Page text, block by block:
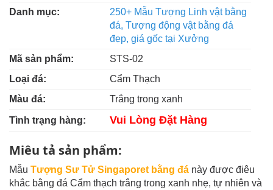
Danh mục:
250+ Mẫu Tượng Linh vật bằng
đá, Tượng động vật bằng đá
đẹp, giá gốc tại Xưởng
Mã sản phẩm:
STS-02
Loại đá:
Cẩm Thạch
Màu đá:
Trắng trong xanh
Tình trạng hàng: Vui Lòng Đặt Hàng
Miêu tả sản phẩm:
Mẫu Tượng Sư Tử Singaporet bằng đá này được điêu
khắc bằng đá Cẩm thạch trắng trong xanh nhẹ, tự nhiên và